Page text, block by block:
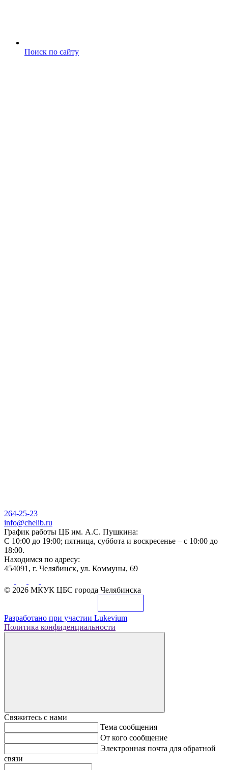
Поиск по сайту
264-25-23
info@chelib.ru
График работы ЦБ им. А.С. Пушкина:
С 10:00 до 19:00; пятница, суббота и воскресенье – с 10:00 до
18:00.
Находимся по адресу:
454091, г. Челябинск, ул. Коммуны, 69
© 2026 МКУК ЦБС города Челябинска
Разработано при участии Lukevium
Политика конфиденциальности
Свяжитесь с нами
Тема сообщения
От кого сообщение
Электронная почта для обратной
связи